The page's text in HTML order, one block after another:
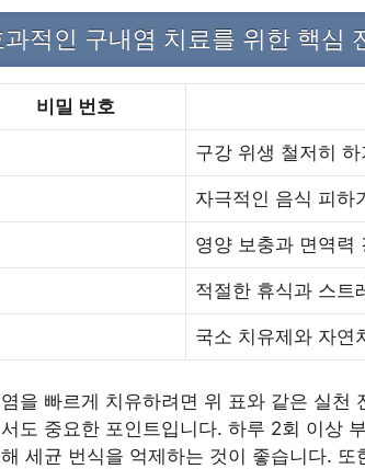
과적인 구내염 치료를 위한 핵심
비밀 번호
구강 위생 철저히 하
자극적인 음식 피하
영양 보충과 면역력
적절한 휴식과 스트
국소 치유제와 자연
을 빠르게 치유하려면 위 표와 같은 실천
도 중요한 포인트입니다. 하루 2회 이상
세균 번식을 억제하는 것이 좋습니다.